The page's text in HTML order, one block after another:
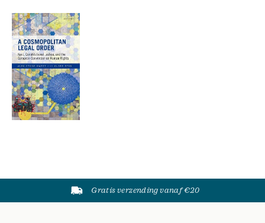
Gratis verzending vanaf €20